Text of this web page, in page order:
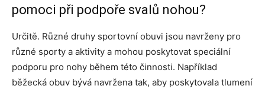
pomoci při podpoře svalů nohou?
Určitě. Různé druhy sportovní obuvi jsou navrženy pro
různé sporty a aktivity a mohou poskytovat speciální
podporu pro nohy během této činnosti. Například
běžecká obuv bývá navržena tak, aby poskytovala tlumení